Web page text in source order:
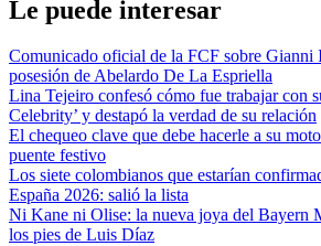
Le puede interesar
Comunicado oficial de la FCF sobre Gianni
posesión de Abelardo De La Espriella
Lina Tejeiro confesó cómo fue trabajar con
Celebrity’ y destapó la verdad de su relación
El chequeo clave que debe hacerle a su
puente festivo
Los siete colombianos que estarían
España 2026: salió la lista
Ni Kane ni Olise: la nueva joya del Bayern
los pies de Luis Díaz